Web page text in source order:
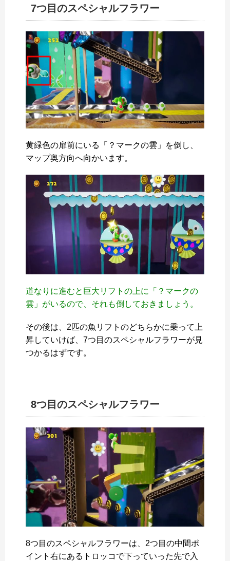
7つ目のスペシャルフラワー
黄緑色の扉前にいる「？マークの雲」を倒し、
マップ奥方向へ向かいます。
道なりに進むと巨大リフトの上に「？マークの
雲」がいるので、それも倒しておきましょう。
その後は、2匹の魚リフトのどちらかに乗って上
昇していけば、7つ目のスペシャルフラワーが見
つかるはずです。
8つ目のスペシャルフラワー
8つ目のスペシャルフラワーは、2つ目の中間ポ
イント右にあるトロッコで下っていった先で入